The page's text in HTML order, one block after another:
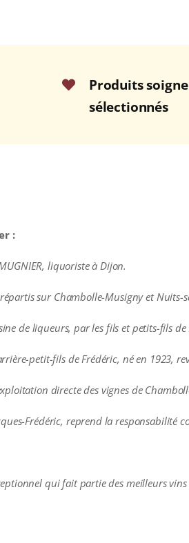
Produits
sélectionnés
:
liquoriste à Dijon.
sur Chambolle-Musigny et Nuits-
de liqueurs, par les fils et petits-fils de
petit-fils de Frédéric, né en 1923,
directe des vignes de
Frédéric, reprend la responsabilité
qui fait partie des meilleurs vins